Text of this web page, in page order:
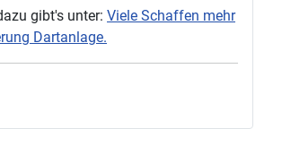
gibt's unter: Viele Schaffen mehr
Dartanlage.